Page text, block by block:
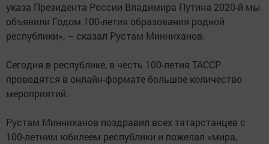
указа Президента России Владимира Путина 2020-й мы
объявили Годом 100-летия образования родной
республики», – сказал Рустам Минниханов.
Сегодня в республике, в честь 100-летия ТАССР
проводятся в онлайн-формате большое количество
мероприятий.
Рустам Минниханов поздравил всех татарстанцев с
100-летним юбилеем республики и пожелал «мира,